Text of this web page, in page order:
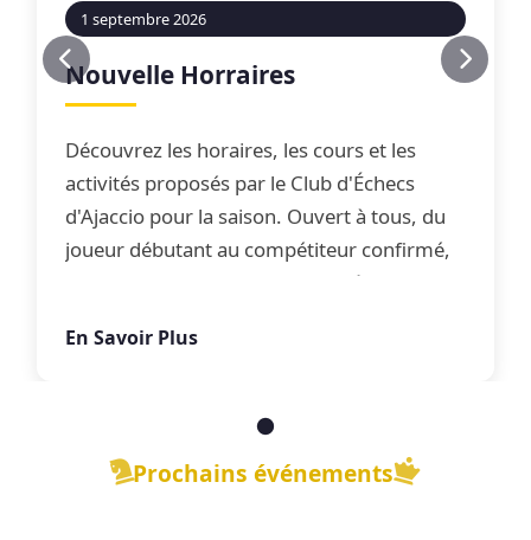
1 septembre 2026
Nouvelle Horraires
Découvrez les horaires, les cours et les
activités proposés par le Club d'Échecs
d'Ajaccio pour la saison. Ouvert à tous, du
joueur débutant au compétiteur confirmé,
le club propose une offre complète
de jeu libre dans une ambiance conviviale.
En Savoir Plus
Prochains événements